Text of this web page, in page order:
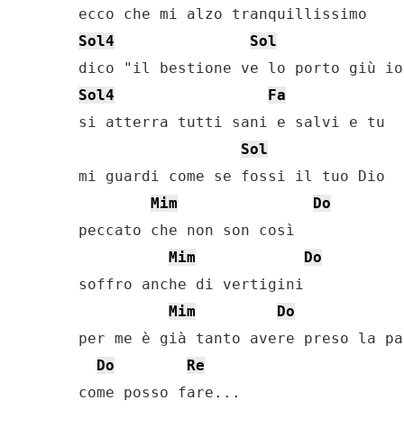
Sol4
Sol
Sol4
Fa
si atterra tutti sani e salvi e tu
Sol
mi guardi come se fossi il tuo Dio
Mim
Do
peccato che non son così
Mim
Do
soffro anche di vertigini
Mim
Do
per me è già tanto avere preso la
Do
Re
come posso fare...